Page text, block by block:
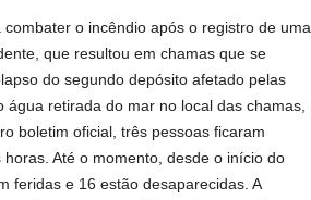
o incêndio após o registro de uma
que resultou em chamas que se
do segundo depósito afetado pelas
retirada do mar no local das chamas,
boletim oficial, três pessoas ficaram
Até o momento, desde o início do
feridas e 16 estão desaparecidas. A